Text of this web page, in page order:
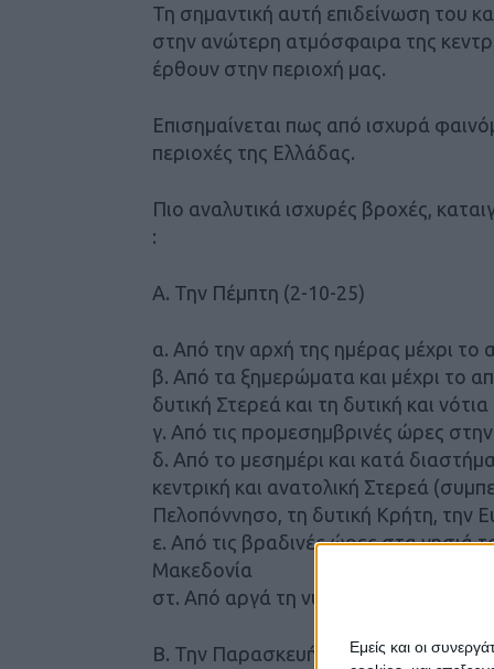
Εμείς και οι
Τη σημαντική αυτή επιδείνωση του
στην ανώτερη ατμόσφαιρα της
έρθουν στην περιοχή μας.
Επισημαίνεται πως από ισχυρά
περιοχές της Ελλάδας.
Πιο αναλυτικά ισχυρές βροχές,
:
Α. Την Πέμπτη (2-10-25)
α. Από την αρχή της ημέρας μέχρι το
β. Από τα ξημερώματα και μέχρι το
δυτική Στερεά και τη δυτική και
γ. Από τις προμεσημβρινές ώρες
δ. Από το μεσημέρι και κατά
κεντρική και ανατολική Στερεά
Πελοπόννησο, τη δυτική Κρήτη, την
ε. Από τις βραδινές ώρες στα νησιά
Μακεδονία
στ. Από αργά τη νύχτα στη Θράκη.
Β. Την Παρασκευή (3-10-25)